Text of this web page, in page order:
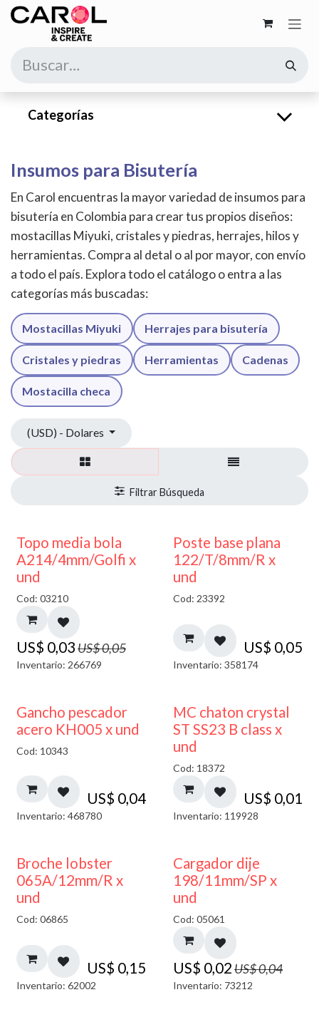
Ir al contenido
Categorías
Insumos para Bisutería
En Carol encuentras la mayor variedad de insumos para
bisutería en Colombia para crear tus propios diseños:
mostacillas Miyuki, cristales y piedras, herrajes, hilos y
herramientas. Compra al detal o al por mayor, con envío
a todo el país. Explora todo el catálogo o entra a las
categorías más buscadas:
Mostacillas Miyuki Herrajes para bisutería
Cristales y piedras Herramientas Cadenas
Mostacilla checa
(USD) - Dolares
40% DESCUENTO
Topo media bola
A214/4mm/Golfi x
und
Cod: 03210
US$ 0,03US$0,05
Inventario: 266769
Poste base plana
122/T/8mm/R x
und
Cod: 23392
US$ 0,05
Inventario: 358174
Gancho pescador
acero KH005 x und
Cod: 10343
US$ 0,04
Inventario: 468780
MC chaton crystal
ST SS23 B class x
und
Cod: 18372
US$ 0,01
Inventario: 119928
Broche lobster
065A/12mm/R x
und
Cod: 06865
US$ 0,15
Inventario: 62002
50% DESCUENTO
Cargador dije
198/11mm/SP x
und
Cod: 05061
US$ 0,02US$0,04
Inventario: 73212